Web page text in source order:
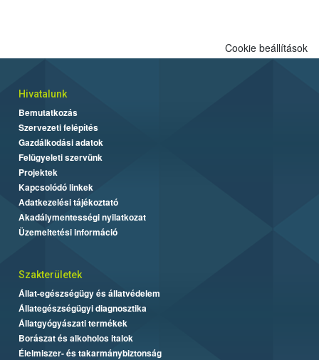
Cookie beállítások
Hivatalunk
Bemutatkozás
Szervezeti felépítés
Gazdálkodási adatok
Felügyeleti szervünk
Projektek
Kapcsolódó linkek
Adatkezelési tájékoztató
Akadálymentességi nyilatkozat
Üzemeltetési információ
Szakterületek
Állat-egészségügy és állatvédelem
Állategészségügyi diagnosztika
Állatgyógyászati termékek
Borászat és alkoholos italok
Élelmiszer- és takarmánybiztonság